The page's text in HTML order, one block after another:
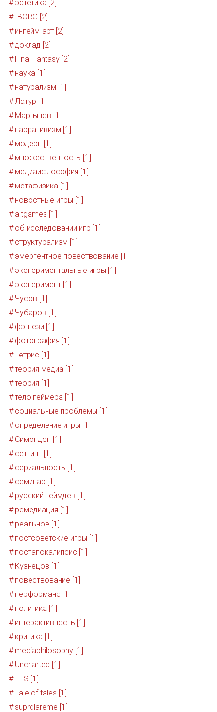
# эстетика [2]
# IBORG [2]
# ингейм-арт [2]
# доклад [2]
# Final Fantasy [2]
# наука [1]
# натурализм [1]
# Латур [1]
# Мартынов [1]
# нарративизм [1]
# модерн [1]
# множественность [1]
# медиаифлософия [1]
# метафизика [1]
# новостные игры [1]
# altgames [1]
# об исследовании игр [1]
# структурализм [1]
# эмергентное повествование [1]
# экспериментальные игры [1]
# эксперимент [1]
# Чусов [1]
# Чубаров [1]
# фэнтези [1]
# фотография [1]
# Тетрис [1]
# теория медиа [1]
# теория [1]
# тело геймера [1]
# социальные проблемы [1]
# определение игры [1]
# Симондон [1]
# сеттинг [1]
# сериальность [1]
# семинар [1]
# русский геймдев [1]
# ремедиация [1]
# реальное [1]
# постсоветские игры [1]
# постапокалипсис [1]
# Кузнецов [1]
# повествование [1]
# перформанс [1]
# политика [1]
# интерактивность [1]
# критика [1]
# mediaphilosophy [1]
# Uncharted [1]
# TES [1]
# Tale of tales [1]
# suprdlareme [1]